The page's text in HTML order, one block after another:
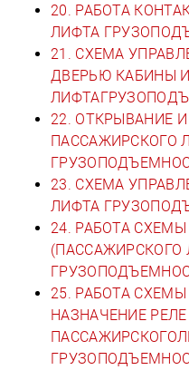
20. РАБОТА
ЛИФТА
21. СХЕМА
ДВЕРЬЮ КАБИНЫ
22. ОТКРЫВАНИЕ
ПАССАЖИРСКОГО
23. СХЕМА
ЛИФТА
24. РАБОТА
(ПАССАЖИРСКОГО
25. РАБОТА
НАЗНАЧЕНИЕ РЕЛЕ